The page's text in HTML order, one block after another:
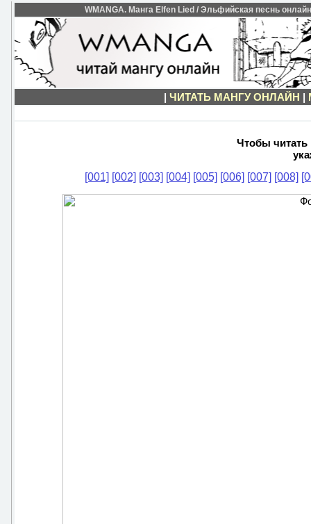
WMANGA. Манга Elfen Lied / Эльфийская песнь
| ЧИТАТЬ МАНГУ ОНЛАЙН |
Чтобы читать
[001] [002] [003] [004] [005] [006] [007] [008]